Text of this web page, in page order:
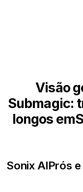
Visão
Submagic:
longos
Sonix AIPrós